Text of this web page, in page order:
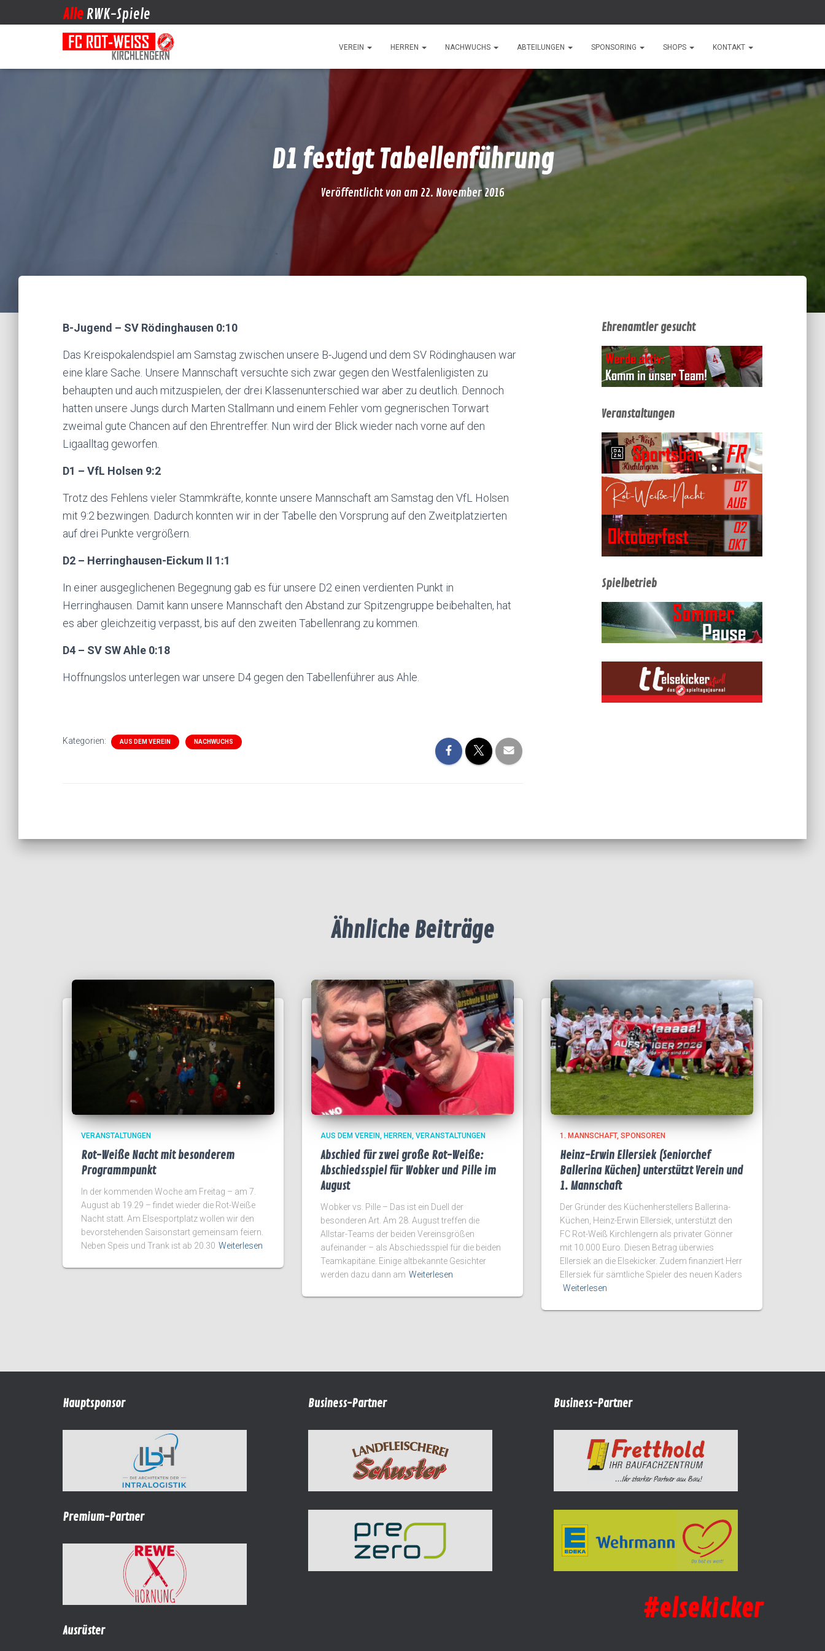
Alle RWK-Spiele
VEREIN HERREN NACHWUCHS ABTEILUNGEN SPONSORING SHOPS KONTAKT
D1 festigt Tabellenführung
Veröffentlicht von am 22. November 2016
B-Jugend – SV Rödinghausen 0:10
Das Kreispokalendspiel am Samstag zwischen unsere B-Jugend und dem SV Rödinghausen war
eine klare Sache. Unsere Mannschaft versuchte sich zwar gegen den Westfalenligisten zu
behaupten und auch mitzuspielen, der drei Klassenunterschied war aber zu deutlich. Dennoch
hatten unsere Jungs durch Marten Stallmann und einem Fehler vom gegnerischen Torwart
zweimal gute Chancen auf den Ehrentreffer. Nun wird der Blick wieder nach vorne auf den
Ligaalltag geworfen.
D1 – VfL Holsen 9:2
Trotz des Fehlens vieler Stammkräfte, konnte unsere Mannschaft am Samstag den VfL Holsen
mit 9:2 bezwingen. Dadurch konnten wir in der Tabelle den Vorsprung auf den Zweitplatzierten
auf drei Punkte vergrößern.
D2 – Herringhausen-Eickum II 1:1
In einer ausgeglichenen Begegnung gab es für unsere D2 einen verdienten Punkt in
Herringhausen. Damit kann unsere Mannschaft den Abstand zur Spitzengruppe beibehalten, hat
es aber gleichzeitig verpasst, bis auf den zweiten Tabellenrang zu kommen.
D4 – SV SW Ahle 0:18
Hoffnungslos unterlegen war unsere D4 gegen den Tabellenführer aus Ahle.
Kategorien: AUS DEM VEREIN NACHWUCHS
Ehrenamtler gesucht
Veranstaltungen
Spielbetrieb
Ähnliche Beiträge
VERANSTALTUNGEN
Rot-Weiße Nacht mit besonderem
Programmpunkt
In der kommenden Woche am Freitag – am 7.
August ab 19.29 – findet wieder die Rot-Weiße
Nacht statt. Am Elsesportplatz wollen wir den
bevorstehenden Saisonstart gemeinsam feiern.
Neben Speis und Trank ist ab 20.30 Weiterlesen
AUS DEM VEREIN HERREN VERANSTALTUNGEN
Abschied für zwei große Rot-Weiße:
Abschiedsspiel für Wobker und Pille im
August
Wobker vs. Pille – Das ist ein Duell der
besonderen Art. Am 28. August treffen die
Allstar-Teams der beiden Vereinsgrößen
aufeinander – als Abschiedsspiel für die beiden
Teamkapitäne. Einige altbekannte Gesichter
werden dazu dann am Weiterlesen
1. MANNSCHAFT SPONSOREN
Heinz-Erwin Ellersiek (Seniorchef
Ballerina Küchen) unterstützt Verein und
1. Mannschaft
Der Gründer des Küchenherstellers Ballerina-
Küchen, Heinz-Erwin Ellersiek, unterstützt den
FC Rot-Weiß Kirchlengern als privater Gönner
mit 10.000 Euro. Diesen Betrag überwies
Ellersiek an die Elsekicker. Zudem finanziert Herr
Ellersiek für sämtliche Spieler des neuen Kaders
Weiterlesen
Hauptsponsor
Premium-Partner
Ausrüster
Business-Partner Business-Partner
#elsekicker